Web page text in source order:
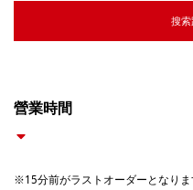
搜索
營業時間
※15分前がラストオーダーとなり